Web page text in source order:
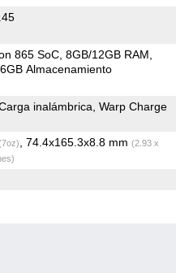
865 SoC 8GB/12GB RAM
Almacenamiento
inalámbrica, Warp Charge
, 74.4x165.3x8.8 mm (2.93 x